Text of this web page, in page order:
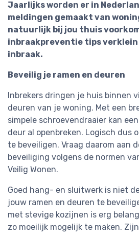
Jaarlijks worden er in
meldingen gemaakt van
natuurlijk bij jou thuis
inbraakpreventie tips verklein
inbraak.
Beveilig je ramen en deuren
Inbrekers dringen je huis binnen
deuren van je woning. Met een
simpele schroevendraaier kan
deur al openbreken. Logisch dus
te beveiligen. Vraag daarom aan
beveiliging volgens de normen
Veilig Wonen.
Goed hang- en sluitwerk is niet
jouw ramen en deuren te
met stevige kozijnen is erg
zo moeilijk mogelijk te maken.